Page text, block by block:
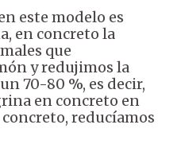
este modelo es
en concreto la
que
y redujimos la
70-80 %, es decir,
en concreto en
reducíamos